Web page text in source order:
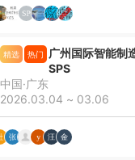
精选 热门
广州国际智能制
SPS
中国·广东
2026.03.04 ~ 03.06